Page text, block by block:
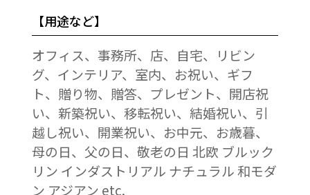
【用途など】
オフィス、事務所、店、自宅、リビン
グ、インテリア、室内、お祝い、ギフ
ト、贈り物、贈答、プレゼント、開店祝
い、新築祝い、移転祝い、結婚祝い、引
越し祝い、開業祝い、お中元、お歳暮、
母の日、父の日、敬老の日 北欧 ブルック
リン インダストリアル ナチュラル 和モダ
ン アジアン etc.